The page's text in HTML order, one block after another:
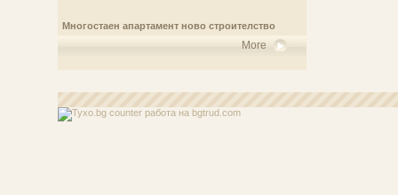
Mногостаен апартамент ново строителство
More
работа на bgtrud.com